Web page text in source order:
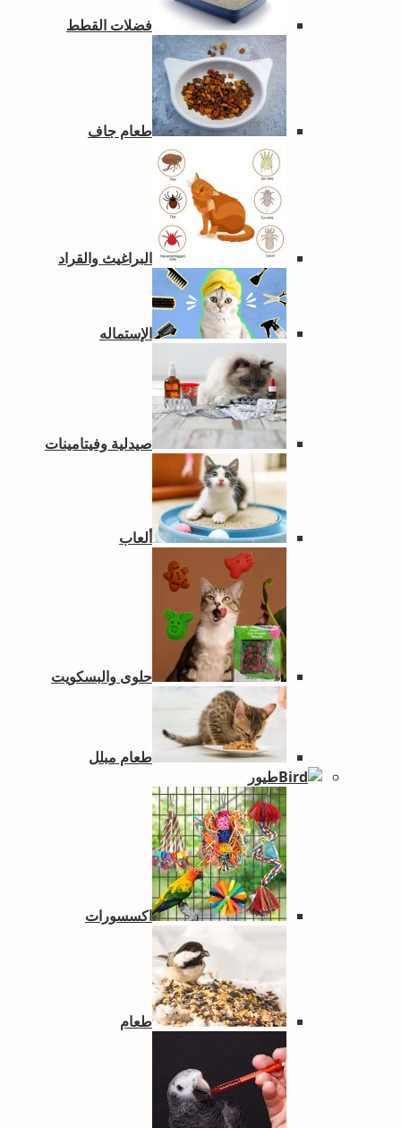
فضلات القطط
طعام جاف
البراغيث والقراد
الإستماله
صيدلية وفيتامينات
ألعاب
حلوى والبسكويت
طعام مبلل
طيور
اكسسورات
طعام